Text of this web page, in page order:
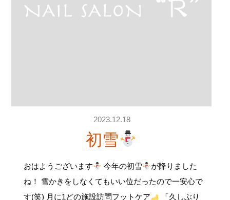
2023.12.18
初雪
おはようございます 今年の初雪
が降りました
ね！ 雪かきをしなくてもいい位だったので一安心で
す(笑) 月に1どの施設訪問フットケア
「久しぶり